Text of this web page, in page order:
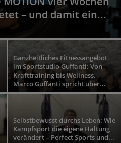
– und damit ein...
Ganzheitliches Fitnessangebot
im Sportstudio Guffanti: Von
Krafttraining bis Wellness.
Marco Guffanti spricht über...
Selbstbewusst durchs Leben: Wie
Kampfsport die eigene Haltung
verändert – Perfect Sports und...